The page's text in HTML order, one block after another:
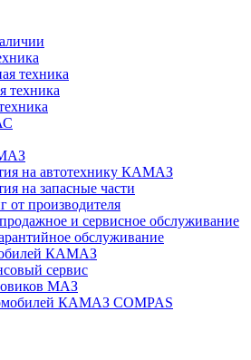
техника
техника
на автотехнику КАМАЗ
на запасные части
от производителя
и сервисное обслуживание
обслуживание
КАМАЗ
сервис
МАЗ
КАМАЗ COMPAS